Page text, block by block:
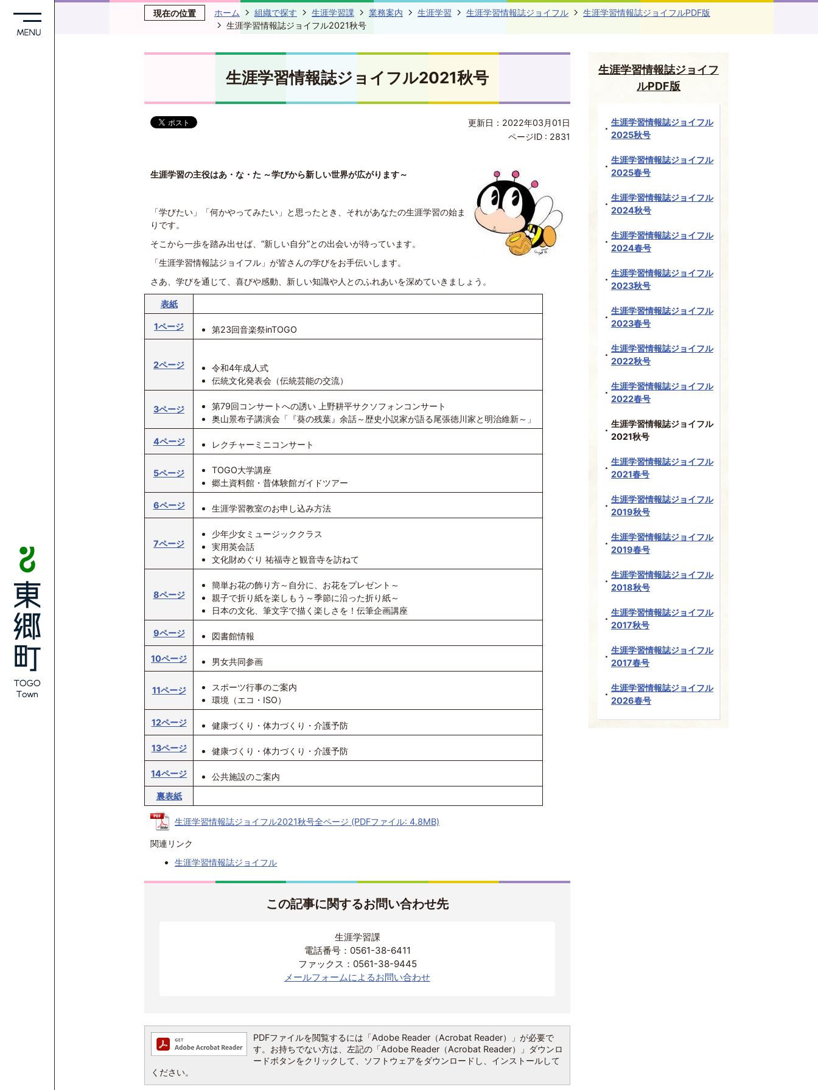
現在の位置 ホーム 組織で探す 生涯学習課 業務案内 生涯学習 生涯学習情報誌ジョイフル
生涯学習情報誌ジョイフルPDF版
生涯学習情報誌ジョイフル2021秋号
生涯学習情報誌ジョイフル2021秋号
更新日：2022年03月01日
ページID : 2831
生涯学習の主役はあ・な・た ～学びから新しい世界が広がります～
「学びたい」「何かやってみたい」と思ったとき、それがあなたの生涯学習の始ま
りです。
そこから一歩を踏み出せば、“新しい自分”との出会いが待っています。
「生涯学習情報誌ジョイフル」が皆さんの学びをお手伝いします。
さあ、学びを通じて、喜びや感動、新しい知識や人とのふれあいを深めていきましょう。
表紙
1ページ 第23回音楽祭inTOGO
2ページ
令和4年成人式
伝統文化発表会（伝統芸能の交流）
3ページ
第79回コンサートへの誘い 上野耕平サクソフォンコンサート
奥山景布子講演会「『葵の残葉』余話～歴史小説家が語る尾張徳川家と明治維新～」
4ページ レクチャーミニコンサート
5ページ
TOGO大学講座
郷土資料館・昔体験館ガイドツアー
6ページ 生涯学習教室のお申し込み方法
7ページ
少年少女ミュージッククラス
実用英会話
文化財めぐり 祐福寺と観音寺を訪ねて
8ページ
簡単お花の飾り方～自分に、お花をプレゼント～
親子で折り紙を楽しもう～季節に沿った折り紙～
日本の文化、筆文字で描く楽しさを！伝筆企画講座
9ページ 図書館情報
10ページ 男女共同参画
11ページ
スポーツ行事のご案内
環境（エコ・ISO）
12ページ 健康づくり・体力づくり・介護予防
13ページ 健康づくり・体力づくり・介護予防
14ページ
公共施設のご案内
裏表紙
生涯学習情報誌ジョイフル2021秋号全ページ (PDFファイル: 4.8MB)
関連リンク
生涯学習情報誌ジョイフル
この記事に関するお問い合わせ先
生涯学習課
電話番号：0561-38-6411
ファックス：0561-38-9445
メールフォームによるお問い合わせ
PDFファイルを閲覧するには「Adobe Reader（Acrobat Reader）」が必要で
す。お持ちでない方は、左記の「Adobe Reader（Acrobat Reader）」ダウンロ
ードボタンをクリックして、ソフトウェアをダウンロードし、インストールして
ください。
生涯学習情報誌ジョイフ
ルPDF版
生涯学習情報誌ジョイフル
2025秋号
生涯学習情報誌ジョイフル
2025春号
生涯学習情報誌ジョイフル
2024秋号
生涯学習情報誌ジョイフル
2024春号
生涯学習情報誌ジョイフル
2023秋号
生涯学習情報誌ジョイフル
2023春号
生涯学習情報誌ジョイフル
2022秋号
生涯学習情報誌ジョイフル
2022春号
生涯学習情報誌ジョイフル
2021秋号
生涯学習情報誌ジョイフル
2021春号
生涯学習情報誌ジョイフル
2019秋号
生涯学習情報誌ジョイフル
2019春号
生涯学習情報誌ジョイフル
2018秋号
生涯学習情報誌ジョイフル
2017秋号
生涯学習情報誌ジョイフル
2017春号
生涯学習情報誌ジョイフル
2026春号